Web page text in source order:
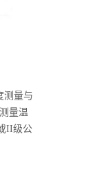
量与
量温
II级公